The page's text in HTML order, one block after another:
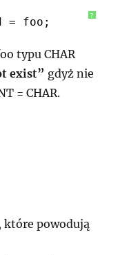
?
= foo;
typu CHAR
exist” gdyż nie
= CHAR.
które powodują